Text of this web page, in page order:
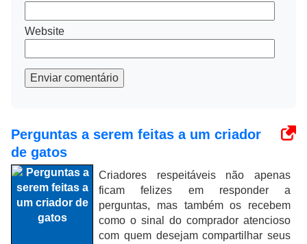
Website
Enviar comentário
Perguntas a serem feitas a um criador
de gatos
Criadores respeitáveis ​​não apenas
ficam felizes em responder a
perguntas, mas também os recebem
como o sinal do comprador atencioso
com quem desejam compartilhar seus